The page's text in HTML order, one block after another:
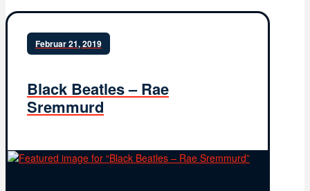
Februar 21, 2019
Black Beatles – Rae
Sremmurd